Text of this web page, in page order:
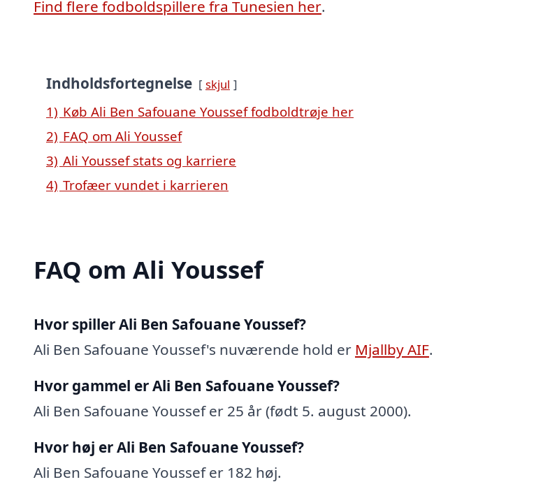
Find flere fodboldspillere fra Tunesien her.
Indholdsfortegnelse skjul
1) Køb Ali Ben Safouane Youssef fodboldtrøje her
2) FAQ om Ali Youssef
3) Ali Youssef stats og karriere
4) Trofæer vundet i karrieren
FAQ om Ali Youssef
Hvor spiller Ali Ben Safouane Youssef?
Ali Ben Safouane Youssef's nuværende hold er Mjallby AIF.
Hvor gammel er Ali Ben Safouane Youssef?
Ali Ben Safouane Youssef er 25 år (født 5. august 2000).
Hvor høj er Ali Ben Safouane Youssef?
Ali Ben Safouane Youssef er 182 høj.